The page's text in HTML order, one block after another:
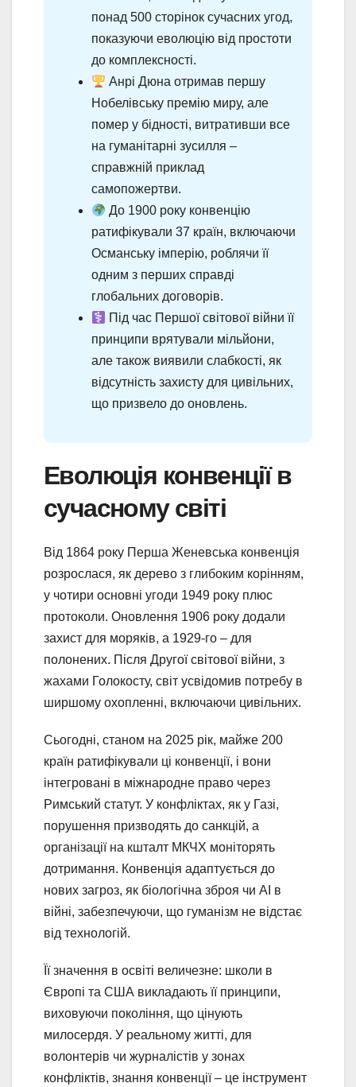
понад 500 сторінок сучасних угод,
показуючи еволюцію від простоти
до комплексності.
Анрі Дюна отримав першу
Нобелівську премію миру, але
помер у бідності, витративши все
на гуманітарні зусилля –
справжній приклад
самопожертви.
До 1900 року конвенцію
ратифікували 37 країн, включаючи
Османську імперію, роблячи її
одним з перших справді
глобальних договорів.
Під час Першої світової війни її
принципи врятували мільйони,
але також виявили слабкості, як
відсутність захисту для цивільних,
що призвело до оновлень.
Еволюція конвенції в
сучасному світі
Від 1864 року Перша Женевська конвенція
розрослася, як дерево з глибоким корінням,
у чотири основні угоди 1949 року плюс
протоколи. Оновлення 1906 року додали
захист для моряків, а 1929-го – для
полонених. Після Другої світової війни, з
жахами Голокосту, світ усвідомив потребу в
ширшому охопленні, включаючи цивільних.
Сьогодні, станом на 2025 рік, майже 200
країн ратифікували ці конвенції, і вони
інтегровані в міжнародне право через
Римський статут. У конфліктах, як у Газі,
порушення призводять до санкцій, а
організації на кшталт МКЧХ моніторять
дотримання. Конвенція адаптується до
нових загроз, як біологічна зброя чи AI в
війні, забезпечуючи, що гуманізм не відстає
від технологій.
Її значення в освіті величезне: школи в
Європі та США викладають її принципи,
виховуючи покоління, що цінують
милосердя. У реальному житті, для
волонтерів чи журналістів у зонах
конфліктів, знання конвенції – це інструмент